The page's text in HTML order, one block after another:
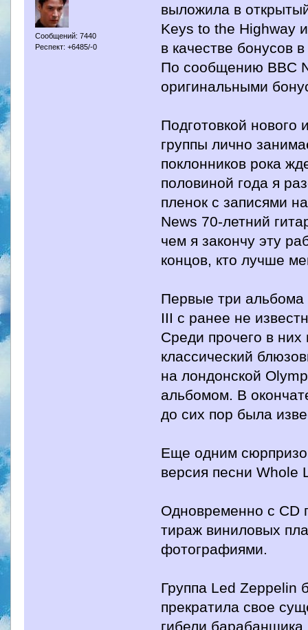
Сообщений: 7440
Респект: +6485/-0
выложила в
Keys to the Highway
в качестве бонусов
По сообщению BBC
оригинальными
Подготовкой нового
группы лично
поклонников рока
половиной года я
пленок с записями
News 70-летний
чем я закончу эту
концов, кто лучше
Первые три
III с ранее не
Среди прочего в
классический
на лондонской
альбомом. В
до сих пор была
Еще одним
версия песни Whole
Одновременно с CD
тираж виниловых
фотографиями.
Группа Led Zeppelin
прекратила свое
гибели